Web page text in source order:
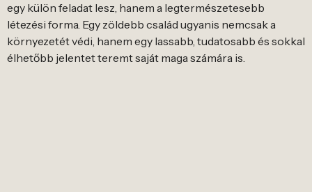
egy külön feladat lesz, hanem a legtermészetesebb
létezési forma. Egy zöldebb család ugyanis nemcsak a
környezetét védi, hanem egy lassabb, tudatosabb és sokkal
élhetőbb jelentet teremt saját maga számára is.